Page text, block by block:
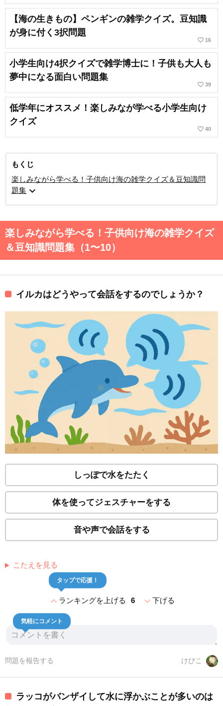
【海の生きもの】ペンギンの雑学クイズ。豆知識
が身に付く3択問題
favorite_border 16
小学生向け4択クイズで雑学博士に！子供も大人も
夢中になる面白い問題集
favorite_border 39
低学年にオススメ！楽しみなが学べる小学生向け
クイズ
favorite_border 40
もくじ
楽しみながら学べる！子供向け海の雑学クイズ＆豆知識問
題集 expand_more
楽しみながら学べる！子供向け海の雑学クイズ
＆豆知識問題集（1〜10）
イルカはどうやって会話をするのでしょうか？
しっぽで水をたたく
体を使ってジェスチャーをする
音や声で会話をする
こたえを見る
expand_lessランキングを上げる 6
タップで応援！
expand_more下げる
気軽にコメント
けぴこ
問題を報告する
ラッコがバンザイして水に浮かぶことが多いのは